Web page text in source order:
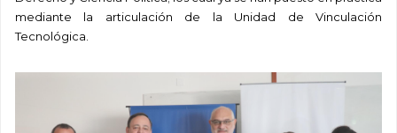
mediante la articulación de la Unidad de Vinculación
Tecnológica.